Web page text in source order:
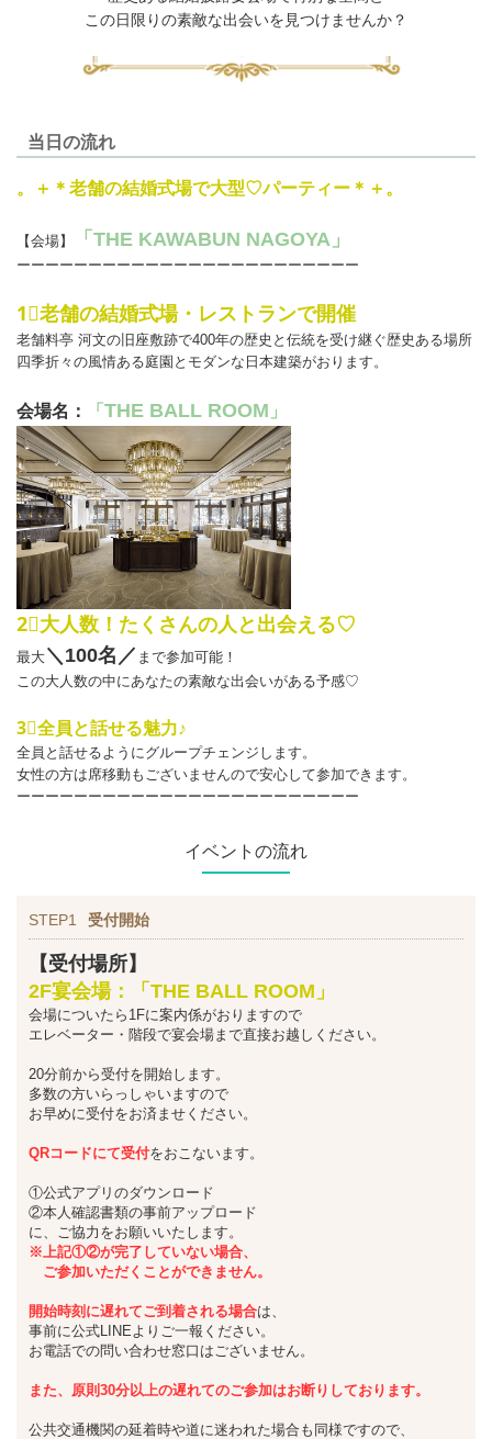
この日限りの素敵な出会いを見つけませんか？
当日の流れ
。＋＊老舗の結婚式場で大型♡パーティー＊＋。
【会場】 「THE KAWABUN NAGOYA」
ーーーーーーーーーーーーーーーーーーーーーーーー
1⃣老舗の結婚式場・レストランで開催
老舗料亭 河文の旧座敷跡で400年の歴史と伝統を受け継ぐ歴史ある場所
四季折々の風情ある庭園とモダンな日本建築がおります。
会場名： 「 THE BALL ROOM 」
2⃣大人数！たくさんの人と出会える♡
最大＼100名 ／ まで参加可能！
この大人数の中にあなたの素敵な出会いがある予感♡
3⃣全員と話せる魅力♪
全員と話せるようにグループチェンジします。
女性の方は席移動もございませんので安心して参加できます。
ーーーーーーーーーーーーーーーーーーーーーーーー
イベントの流れ
STEP1 受付開始
【受付場所】
2F宴会場：「THE BALL ROOM」
会場についたら1Fに案内係がおりますので
エレベーター・階段で宴会場まで直接お越しください。
20分前から受付を開始します。
多数の方いらっしゃいますので
お早めに受付をお済ませください。
QRコードにて受付をおこないます。
①公式アプリのダウンロード
②本人確認書類の事前アップロード
に、ご協力をお願いいたします。
※上記①②が完了していない場合、
ご参加いただくことができません。
開始時刻に遅れてご到着される場合は、
事前に公式LINEよりご一報ください。
お電話での問い合わせ窓口はございません。
また、 原則30分以上の遅れてのご参加はお断りしております。
公共交通機関の延着時や道に迷われた場合も同様ですので、